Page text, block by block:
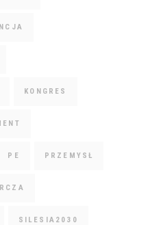
KONGRES
PE PRZEMYSŁ
SILESIA2030